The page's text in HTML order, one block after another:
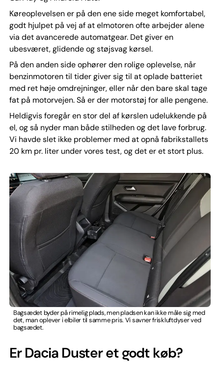
Køreoplevelsen er på den ene side meget komfortabel,
godt hjulpet på vej af at elmotoren ofte arbejder alene
via det avancerede automatgear. Det giver en
ubesværet, glidende og støjsvag kørsel.
På den anden side ophører den rolige oplevelse, når
benzinmotoren til tider giver sig til at oplade batteriet
med ret høje omdrejninger, eller når den bare skal tage
fat på motorvejen. Så er der motorstøj for alle pengene.
Heldigvis foregår en stor del af kørslen udelukkende på
el, og så nyder man både stilheden og det lave forbrug.
Vi havde slet ikke problemer med at opnå fabrikstallets
20 km pr. liter under vores test, og det er et stort plus.
Bagsædet byder på rimelig plads, men pladsen kan ikke måle sig med
det, man oplever i elbiler til samme pris. Vi savner friskluftdyser ved
bagsædet.
Er Dacia Duster et godt køb?